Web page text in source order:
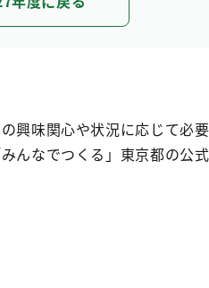
興味関心や状況に応じて必
んなでつくる」東京都の公式